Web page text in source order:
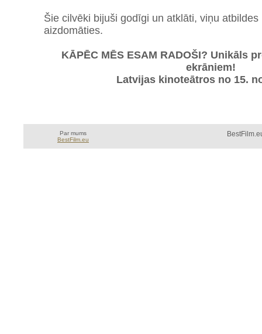
Šie cilvēki bijuši godīgi un atklāti, viņu
aizdomāties.
KĀPĒC MĒS ESAM RADOŠI? Unikāls
ekrāniem!
Latvijas kinoteātros no 15.
Par mums
BestFilm.eu